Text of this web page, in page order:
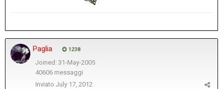
Paglia 1238
Joined: 31-May-2005
40606 messaggi
Inviato July 17, 2012